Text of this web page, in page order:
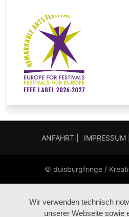
ANFAHRT | IMPRESSUM |
© duisburgfringe /
Wir verwenden technisch
unserer Webseite sowie